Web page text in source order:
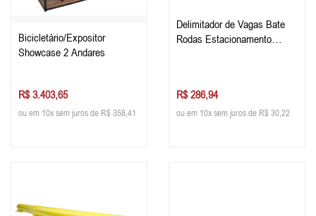
Bicicletário/Expositor
Showcase 2 Andares
R$ 3.403,65
ou em 10x sem juros de R$ 358,41
Delimitador de Vagas Bate
Rodas Estacionamento
R$ 286,94
ou em 10x sem juros de R$ 30,22